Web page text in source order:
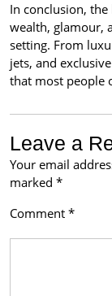
In conclusion,
wealth, glamour,
setting. From
jets, and
that most people
Leave a
Your email
marked *
Comment *